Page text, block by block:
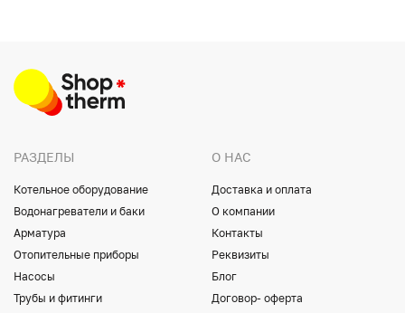
РАЗДЕЛЫ
Котельное оборудование
Водонагреватели и баки
Арматура
Отопительные приборы
Насосы
Трубы и фитинги
О НАС
Доставка и оплата
О компании
Контакты
Реквизиты
Блог
Договор- оферта